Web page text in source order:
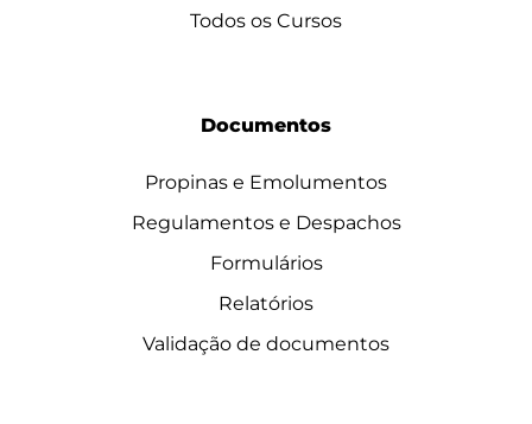
Todos os Cursos
Documentos
Propinas e Emolumentos
Regulamentos e Despachos
Formulários
Relatórios
Validação de documentos